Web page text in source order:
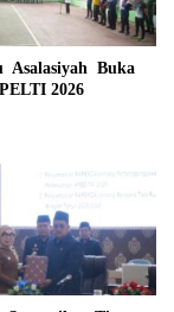
Asalasiyah Buka
2026